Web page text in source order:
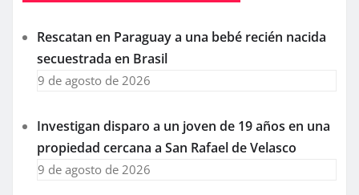
Rescatan en Paraguay a una bebé recién nacida
secuestrada en Brasil
9 de agosto de 2026
Investigan disparo a un joven de 19 años en una
propiedad cercana a San Rafael de Velasco
9 de agosto de 2026